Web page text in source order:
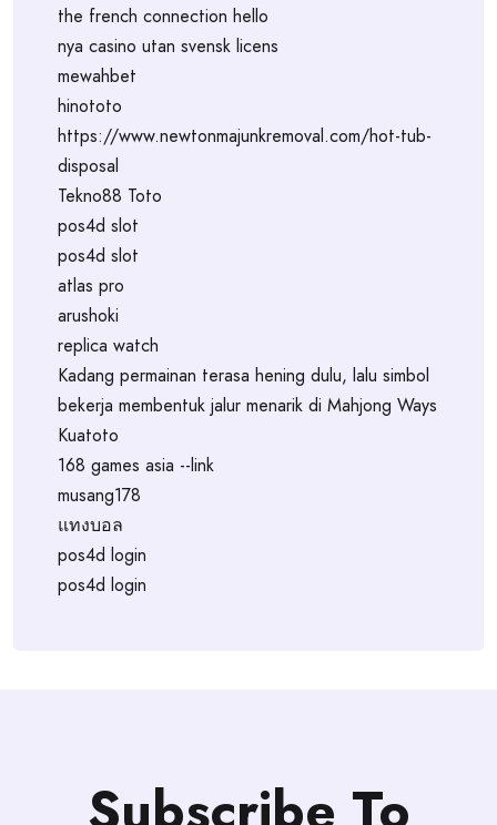
the french connection hello
nya casino utan svensk licens
mewahbet
hinototo
https://www.newtonmajunkremoval.com/hot-tub-
disposal
Tekno88 Toto
pos4d slot
pos4d slot
atlas pro
arushoki
replica watch
Kadang permainan terasa hening dulu, lalu simbol
bekerja membentuk jalur menarik di Mahjong Ways
Kuatoto
168 games asia --link
musang178
แทงบอล
pos4d login
pos4d login